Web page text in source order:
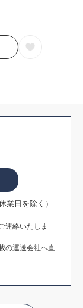
業日を除く）
連絡いたしま
の運送会社へ直